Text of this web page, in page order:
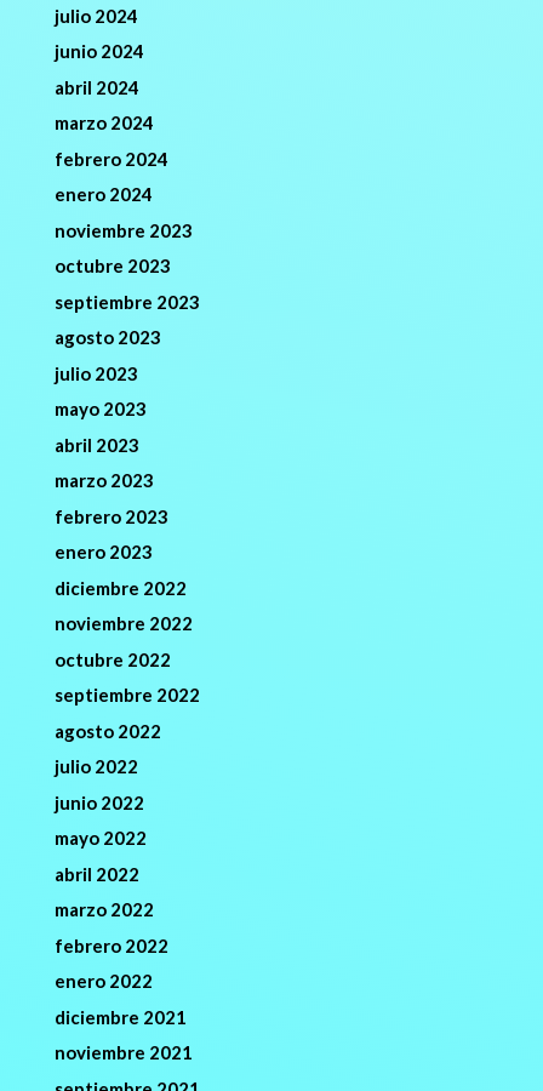
julio 2024
junio 2024
abril 2024
marzo 2024
febrero 2024
enero 2024
noviembre 2023
octubre 2023
septiembre 2023
agosto 2023
julio 2023
mayo 2023
abril 2023
marzo 2023
febrero 2023
enero 2023
diciembre 2022
noviembre 2022
octubre 2022
septiembre 2022
agosto 2022
julio 2022
junio 2022
mayo 2022
abril 2022
marzo 2022
febrero 2022
enero 2022
diciembre 2021
noviembre 2021